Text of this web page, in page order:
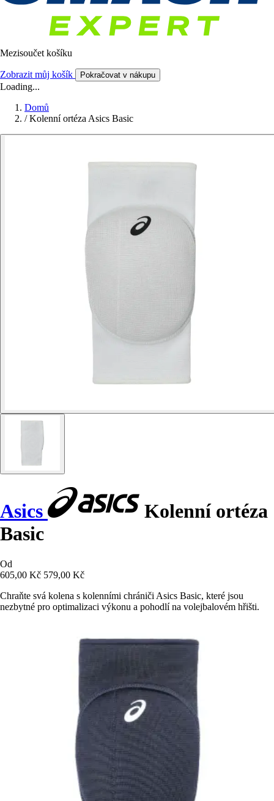
Mezisoučet košíku
Zobrazit můj košík Pokračovat v nákupu
Loading...
Domů
/ Kolenní ortéza Asics Basic
Asics
Kolenní ortéza
Basic
Od
605,00 Kč 579,00 Kč
Chraňte svá kolena s kolenními chrániči Asics Basic, které jsou
nezbytné pro optimalizaci výkonu a pohodlí na volejbalovém hřišti.